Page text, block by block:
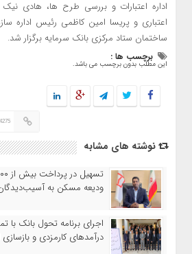
اداره اعتبارات و بررسی طرح ها، هادی
اعتباری و پریسا امین کاظمی رئیس اداره
ساختمان ستاد مرکزی بانک سرمایه برگزار شد.
برچسب ها :
این مطلب بدون برچسب می باشد.
نوشته های مشابه
ودیعه مسکن به
اجرای برنامه تحول بانک با
درآمدهای کارمزدی و